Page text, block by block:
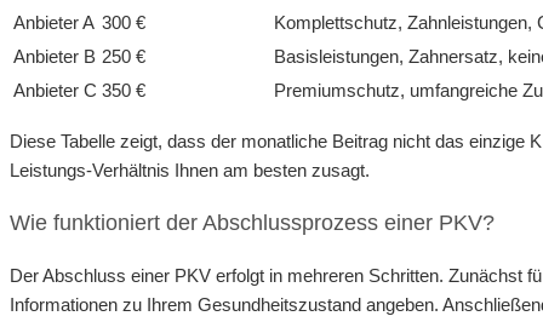
Anbieter A 300 €
Komplettschutz, Zahnleistungen,
Anbieter B 250 €
Basisleistungen, Zahnersatz,
Anbieter C 350 € Premiumschutz, umfangreiche
Diese Tabelle zeigt, dass der monatliche Beitrag nicht das einzige
Leistungs-Verhältnis Ihnen am besten zusagt.
Wie funktioniert der Abschlussprozess einer PKV?
Der Abschluss einer PKV erfolgt in mehreren Schritten. Zunächst
Informationen zu Ihrem Gesundheitszustand angeben.